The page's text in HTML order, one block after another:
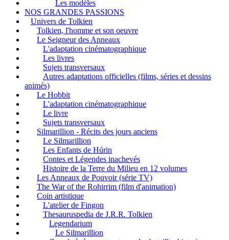
Les modèles
NOS GRANDES PASSIONS
Univers de Tolkien
Tolkien, l'homme et son oeuvre
Le Seigneur des Anneaux
L'adaptation cinématographique
Les livres
Sujets transversaux
Autres adaptations officielles (films, séries et dessins
animés)
Le Hobbit
L'adaptation cinématographique
Le livre
Sujets transversaux
Silmarillion - Récits des jours anciens
Le Silmarillion
Les Enfants de Húrin
Contes et Légendes inachevés
Histoire de la Terre du Milieu en 12 volumes
Les Anneaux de Pouvoir (série TV)
The War of the Rohirrim (film d'animation)
Coin artistique
L'atelier de Fingon
Thesauruspedia de J.R.R. Tolkien
Legendarium
Le Silmarillion